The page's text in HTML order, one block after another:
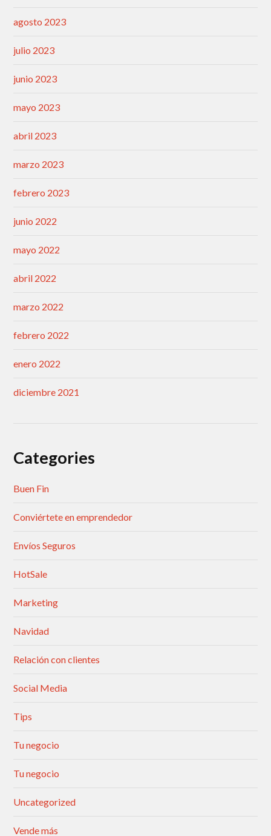
agosto 2023
julio 2023
junio 2023
mayo 2023
abril 2023
marzo 2023
febrero 2023
junio 2022
mayo 2022
abril 2022
marzo 2022
febrero 2022
enero 2022
diciembre 2021
Categories
Buen Fin
Conviértete en emprendedor
Envíos Seguros
HotSale
Marketing
Navidad
Relación con clientes
Social Media
Tips
Tu negocio
Tu negocio
Uncategorized
Vende más